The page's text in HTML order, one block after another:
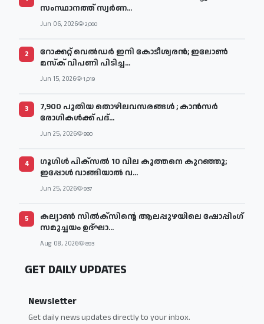
സംസ്ഥാനത്ത് സ്വർണ...
Jun 06, 2026 2,060
2
റോക്കറ്റ് വെൽഡർ ഇനി കോടീശ്വരൻ; ഇലോൺ
മസ്ക് വിപണി പിടിച്ച...
Jun 15, 2026 1,019
3
7,900 പുതിയ തൊഴിലവസരങ്ങള്‍ ; കാന്‍സര്‍
രോഗികള്‍ക്ക് പദ്...
Jun 25, 2026 990
4
ഗൂഗിൾ പിക്സൽ 10 വില കുത്തനെ കുറഞ്ഞു;
ഇപ്പോൾ വാങ്ങിയാൽ വ...
Jun 25, 2026 937
5
കല്യാൺ സിൽക്സിന്റെ ആലപ്പുഴയിലെ ഷോപ്പിംഗ്
സമുച്ചയം ഉദ്ഘാ...
Aug 08, 2026 893
GET DAILY UPDATES
Newsletter
Get daily news updates directly to your inbox.